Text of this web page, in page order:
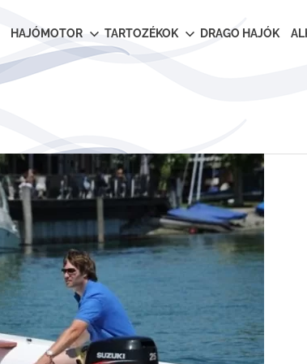
HAJÓMOTOR TARTOZÉKOK DRAGO HAJÓK